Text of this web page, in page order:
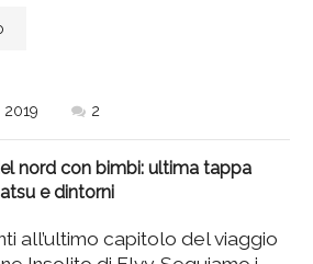
2019 2
nord con bimbi: ultima tappa
e dintorni
all’ultimo capitolo del viaggio